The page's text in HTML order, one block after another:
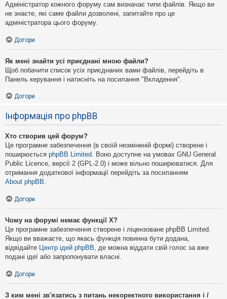
Адміністратор кожного форуму сам визначає типи файлів. Якщо ви
не знаєте, які саме файли дозволені, запитайте про це
адміністратора цього форуму.
Догори
Як мені знайти усі приєднані мною файли?
Щоб побачити список усіх приєднаних вами файлів, перейдіть в
Панель керування і натисніть на посилання "Вкладення".
Догори
Інформація про phpBB
Хто створив цей форум?
Це програмне забезпечення (в своїй незміненій формі) створене і
поширюється phpBB Limited. Воно доступне на умовах GNU General
Public Licence, версії 2 (GPL-2.0) і може вільно поширюватися. Для
отримання додаткової інформації перейдіть за посиланням
About phpBB.
Догори
Чому на форумі немає функції X?
Це програмне забезпечення створене і ліцензоване phpBB Limited.
Якщо ви вважаєте, що якась функція повинна бути додана,
відвідайте Центр ідей phpBB, де можна віддати свій голос за вже
подані ідеї або запропонувати власні.
Догори
З ким мені зв'язатись з питань некоректного використання і /